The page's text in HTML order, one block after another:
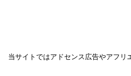
当サイトではアドセンス広告やアフリ